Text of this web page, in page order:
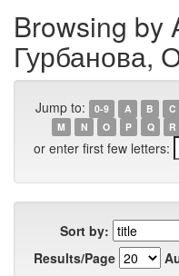
Browsing by
Гурбанова,
Jump to: 0-9 A B C
M
N O P Q R
or enter first few letters:
Sort by:
Results/Page